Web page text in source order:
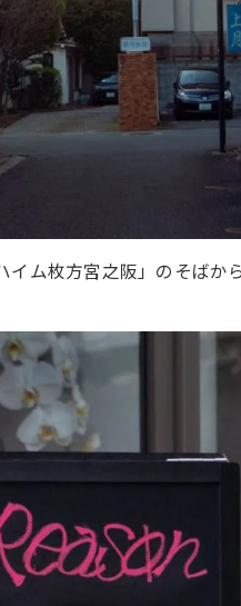
ム枚方宮之阪」のそばか